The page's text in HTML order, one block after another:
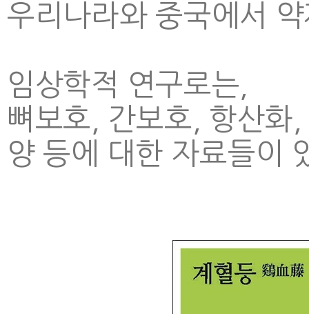
우리나라와 중국에서
임상학적 연구로는,
뼈보호, 간보호, 항산화
양 등에 대한 자료들이